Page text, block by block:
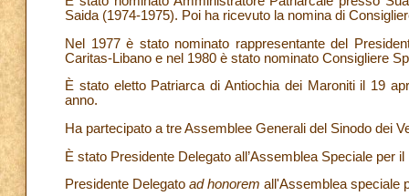
Saida (1974-1975). Poi ha ricevuto la nomina di
Nel 1977 è stato nominato rappresentante del
Caritas-Libano e nel 1980 è stato nominato Consigliere
È stato eletto Patriarca di Antiochia dei Maroniti il 19
anno.
Ha partecipato a tre Assemblee Generali del Sinodo dei
È stato Presidente Delegato all’Assemblea Speciale per
Presidente Delegato ad honorem all'Assemblea speciale